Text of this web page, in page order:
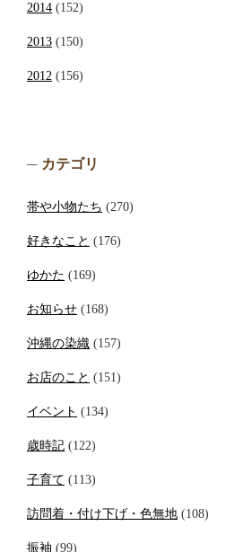
2014 (152)
2013 (150)
2012 (156)
カテゴリ
帯や小物たち (270)
好きなこと (176)
ゆかた (169)
お知らせ (168)
沖縄の染織 (157)
お店のこと (151)
イベント (134)
歳時記 (122)
子育て (113)
訪問着・付け下げ・色無地 (108)
振袖 (99)